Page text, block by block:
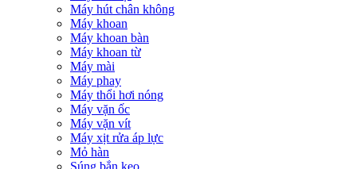
Máy hút chân không
Máy khoan
Máy khoan bàn
Máy khoan từ
Máy mài
Máy phay
Máy thổi hơi nóng
Máy vặn ốc
Máy vặn vít
Máy xịt rửa áp lực
Mỏ hàn
Súng bắn keo